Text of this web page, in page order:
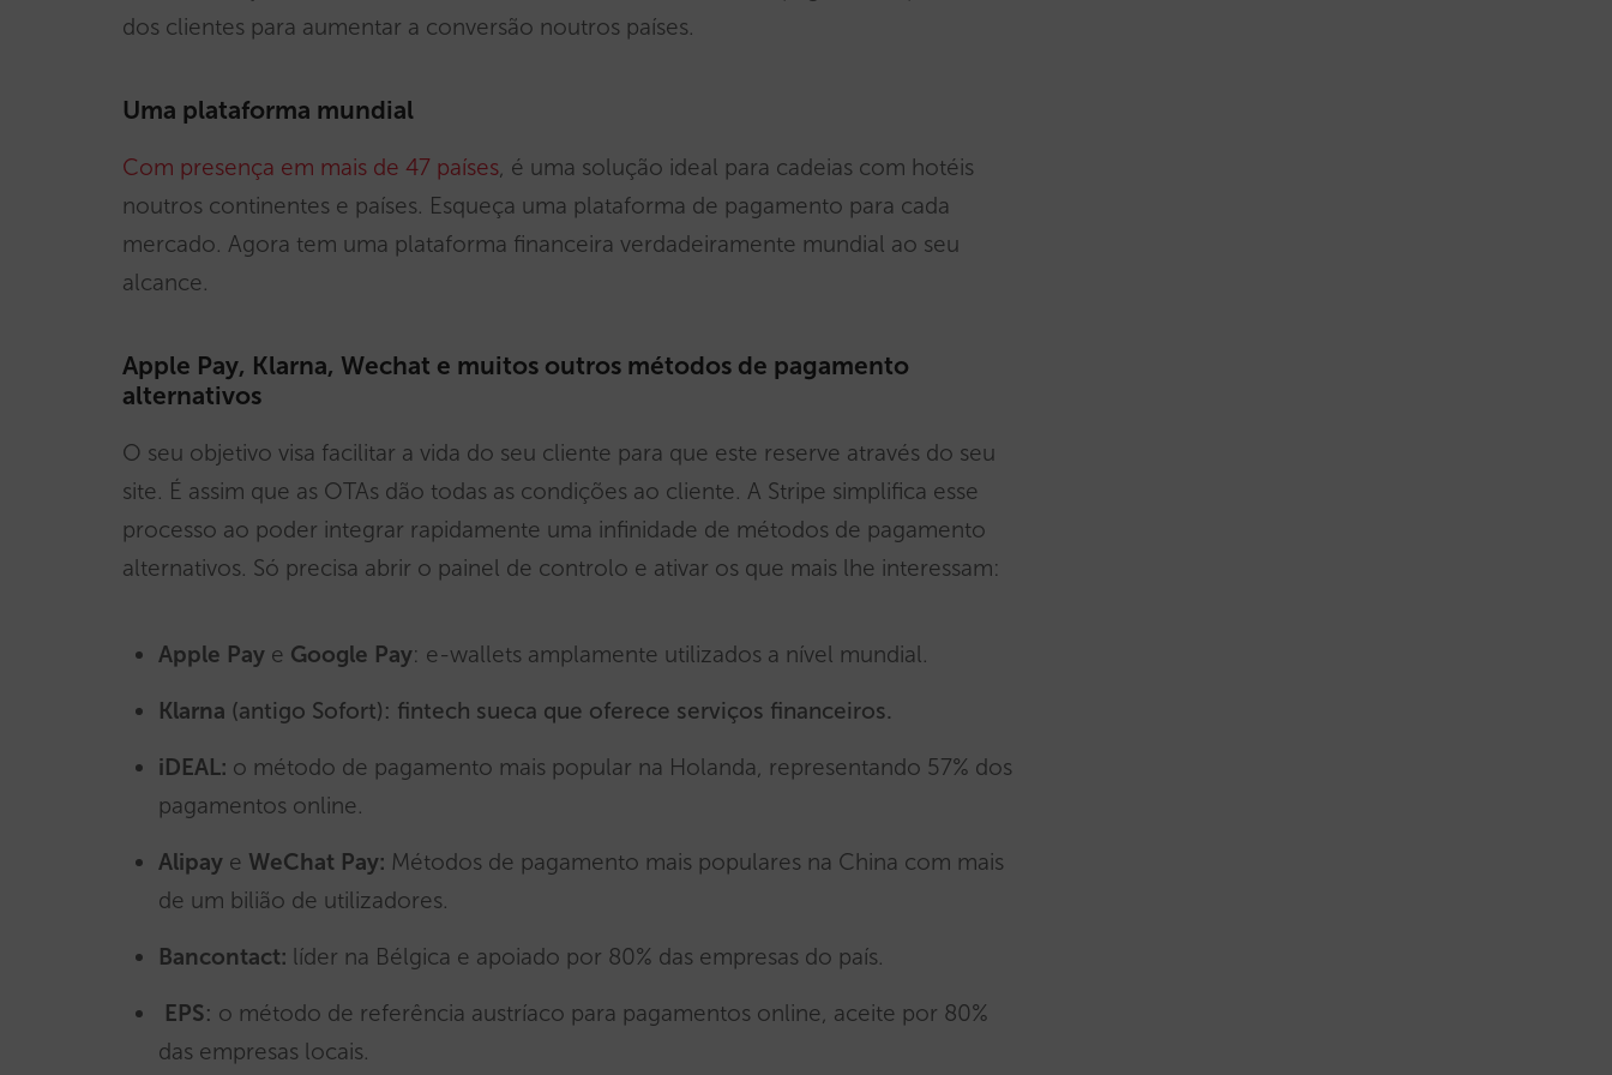
dos clientes para aumentar a conversão noutros países.
Uma plataforma mundial
Com presença em mais de 47 países , é uma solução ideal para cadeias com hotéis
noutros continentes e países. Esqueça uma plataforma de pagamento para cada
mercado. Agora tem uma plataforma financeira verdadeiramente mundial ao seu
alcance.
Apple Pay, Klarna, Wechat e muitos outros métodos de pagamento
alternativos
O seu objetivo visa facilitar a vida do seu cliente para que este reserve através do seu
site. É assim que as OTAs dão todas as condições ao cliente. A Stripe simplifica esse
processo ao poder integrar rapidamente uma infinidade de métodos de pagamento
alternativos. Só precisa abrir o painel de controlo e ativar os que mais lhe interessam:
Apple Pay e Google Pay: e-wallets amplamente utilizados a nível mundial.
Klarna (antigo Sofort): fintech sueca que oferece serviços financeiros.
iDEAL: o método de pagamento mais popular na Holanda, representando 57% dos
pagamentos online.
Alipay e WeChat Pay: Métodos de pagamento mais populares na China com mais
de um bilião de utilizadores.
Bancontact: líder na Bélgica e apoiado por 80% das empresas do país.
EPS: o método de referência austríaco para pagamentos online, aceite por 80%
das empresas locais.